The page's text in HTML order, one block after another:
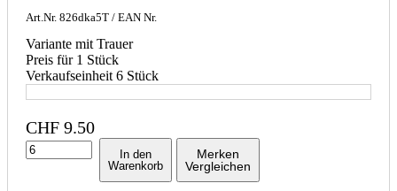
Art.Nr. 826dka5T / EAN Nr.
Variante mit Trauer
Preis für 1 Stück
Verkaufseinheit 6 Stück
CHF 9.50
In den
Warenkorb
Merken
Vergleichen